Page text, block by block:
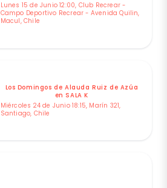
Lunes 15 de Junio 12:00, Club Recrear -
Campo Deportivo Recrear - Avenida Quilin,
Macul, Chile
Los Domingos de Alauda Ruiz de Azúa
en SALA K
Miércoles 24 de Junio 18:15, Marín 321,
Santiago, Chile